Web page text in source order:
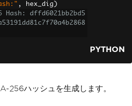
, hex_dig )
Hash: dffd6021bb2bd5
PYTHON
256ハッシュを生成します。